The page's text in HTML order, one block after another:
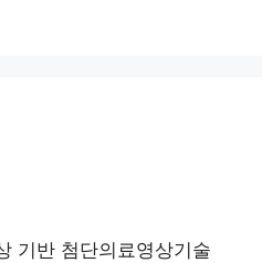
기반 첨단의료영상기술